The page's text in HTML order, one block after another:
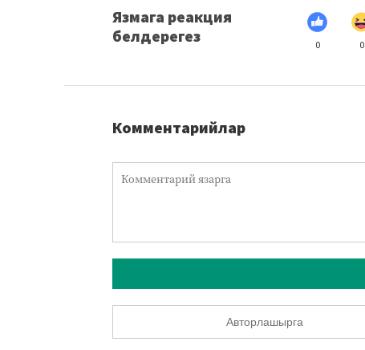
Язмага реакция
белдерегез
0 0
Комментарийлар
Авторлашырга